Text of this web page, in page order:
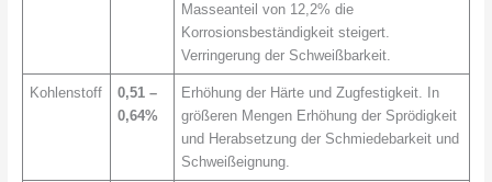
Masseanteil von 12,2% die
Korrosionsbeständigkeit steigert.
Verringerung der Schweißbarkeit.
Kohlenstoff
0,51 –
0,64%
Erhöhung der Härte und Zugfestigkeit. In
größeren Mengen Erhöhung der Sprödigkeit
und Herabsetzung der Schmiedebarkeit und
Schweißeignung.